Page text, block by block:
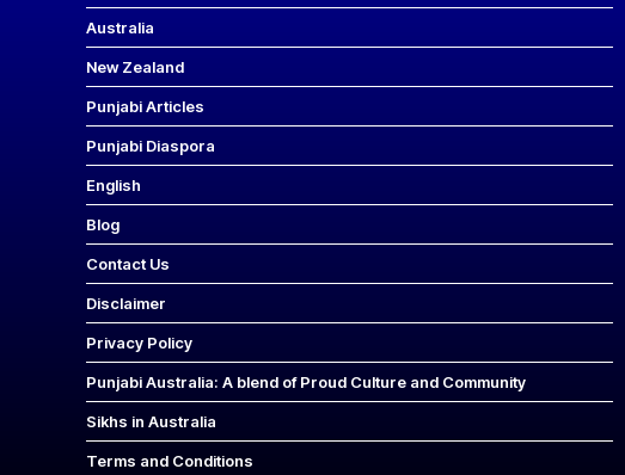
Australia
New Zealand
Punjabi Articles
Punjabi Diaspora
English
Blog
Contact Us
Disclaimer
Privacy Policy
Punjabi Australia: A blend of Proud Culture and Community
Sikhs in Australia
Terms and Conditions